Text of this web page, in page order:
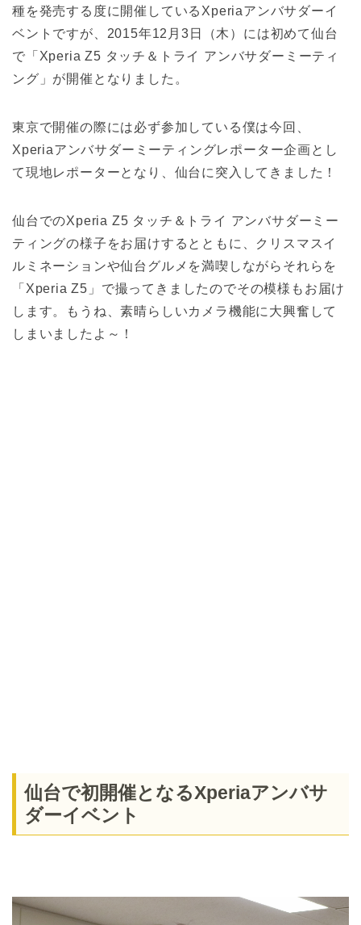
種を発売する度に開催しているXperiaアンバサダーイ
ベントですが、2015年12月3日（木）には初めて仙台
で「Xperia Z5 タッチ＆トライ アンバサダーミーティ
ング」が開催となりました。
東京で開催の際には必ず参加している僕は今回、
Xperiaアンバサダーミーティングレポーター企画とし
て現地レポーターとなり、仙台に突入してきました！
仙台でのXperia Z5 タッチ＆トライ アンバサダーミー
ティングの様子をお届けするとともに、クリスマスイ
ルミネーションや仙台グルメを満喫しながらそれらを
「Xperia Z5」で撮ってきましたのでその模様もお届け
します。もうね、素晴らしいカメラ機能に大興奮して
しまいましたよ～！
仙台で初開催となるXperiaアンバサ
ダーイベント